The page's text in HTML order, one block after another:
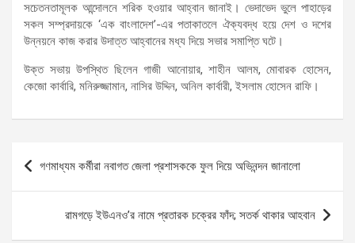
সচেতনতামূলক আন্দোলনে শরিক হওয়ার আহ্বান জানাই। ভেদাভেদ ভুলে পাহাড়ের
সকল সম্প্রদায়কে ‘এক বাংলাদেশ’-এর পতাকাতলে ঐক্যবদ্ধ হয়ে দেশ ও দশের
উন্নয়নে কাজ করার উদাত্ত আহ্বানের মধ্য দিয়ে সভার সমাপ্তি ঘটে।
উক্ত সভায় উপস্থিত ছিলেন গাজী আনোয়ার, শাহীন আলম, মোবারক হোসেন,
কেজো কার্বারি, মনিরুজ্জামান, নাসির উদ্দিন, অনিল কার্বারী, ইসলাম হোসেন রাফি।
Post
navigation
গণমাধ্যম কর্মীরা নবাগত জেলা প্রশাসককে ফুল দিয়ে অভিনন্দন জানালো
রামগড়ে ইউএনও’র নামে প্রতারক চক্রের ফাঁদ; সতর্ক থাকার আহবান